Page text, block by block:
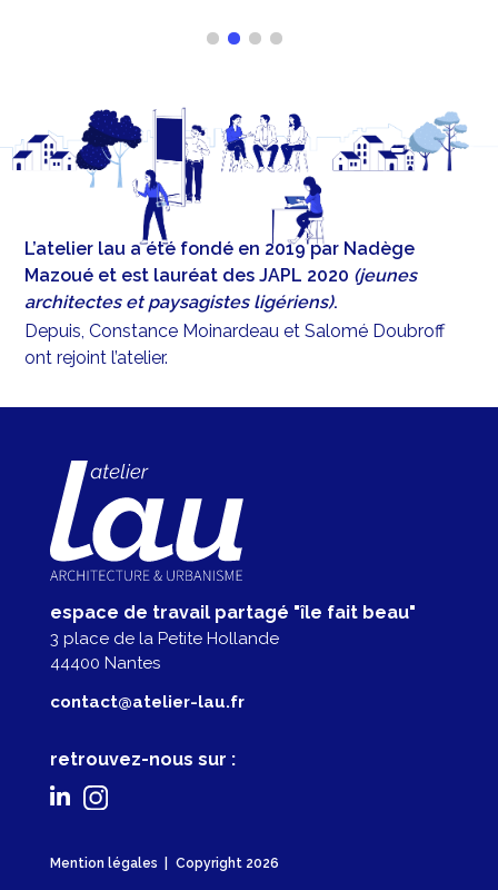
L’atelier lau a été fondé en 2019 par Nadège
Mazoué et est lauréat des JAPL 2020 (jeunes
architectes et paysagistes ligériens).
Depuis, Constance Moinardeau et Salomé Doubroff
ont rejoint l’atelier.
espace de travail partagé "île fait beau"
3 place de la Petite Hollande
44400 Nantes
contact@atelier-lau.fr
retrouvez-nous sur :
https://www.linkedin.com/in/nad%C3%A8ge-
https://www.instagram.com/nadege.mazoue/
Mention légales Copyright 2026